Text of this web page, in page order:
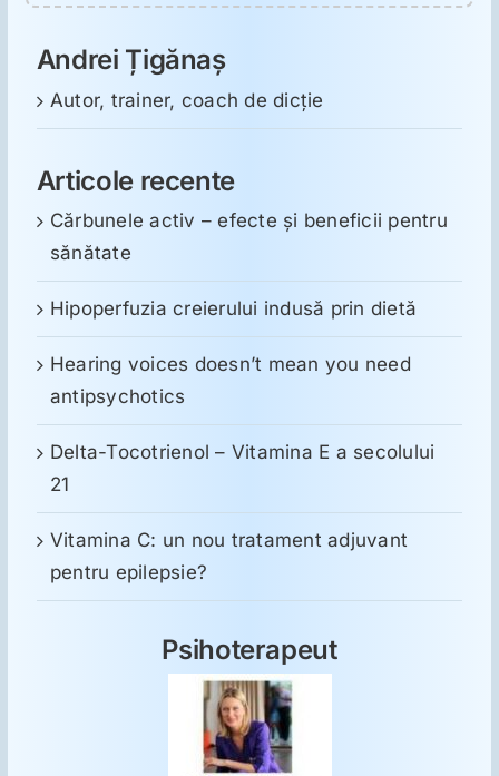
Andrei Țigănaș
Autor, trainer, coach de dicție
Articole recente
Cărbunele activ – efecte și beneficii pentru
sănătate
Hipoperfuzia creierului indusă prin dietă
Hearing voices doesn’t mean you need
antipsychotics
Delta-Tocotrienol – Vitamina E a secolului
21
Vitamina C: un nou tratament adjuvant
pentru epilepsie?
Psihoterapeut